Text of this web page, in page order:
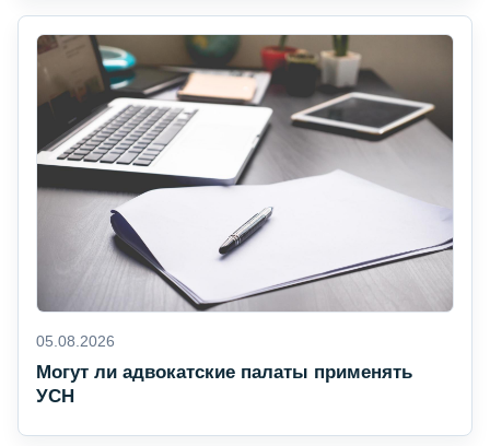
05.08.2026
Могут ли адвокатские палаты применять
УСН